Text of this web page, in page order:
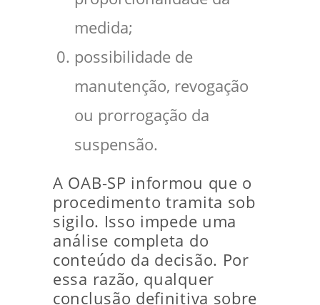
medida;
possibilidade de
manutenção, revogação
ou prorrogação da
suspensão.
A OAB-SP informou que o
procedimento tramita sob
sigilo. Isso impede uma
análise completa do
conteúdo da decisão. Por
essa razão, qualquer
conclusão definitiva sobre